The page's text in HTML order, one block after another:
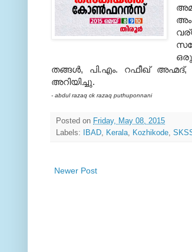
തങ്ങള്‍, പി.എം. റഫീഖ്
അറിയിച്ചു.
- abdul razaq ck razaq puthuponnani
Posted on Friday, May 08, 2015
Labels:
IBAD Kerala Kozhikode
Newer Post